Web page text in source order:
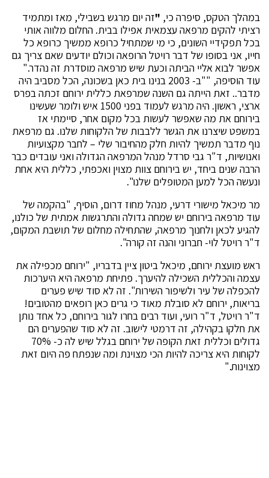
במהלך הטקס, סיפרה כי, "זה יום מרגש בשבילי, מאז ומתמיד
רציתי להקים מרפאה עצמאית אפילו בבית. החלום מלווה אותי
בכל תפקידיי השונים, כי מי שמתחיל כרופא ממשיך כרופא כל
חייו, אני בסופו של דבר רויטל הרופאה וכולם יודעים שאם צריך גם
אפשר לבוא אליי הביתה וכעת שיש מרפאה מוסדרת זה נהדר."
עוד הוסיפה, ""ב- 2003 בנינו בית כאן בשכונה, הכל מסביב היה
מדבר.. זאת הייתה גם השנה שמרפאת כללית ירוחם זכתה בפרס
ארצי, ראשון. היה מרגש לעמוד בפני 1500 איש ולומר שעשינו
בירוחם את מה שאפשר לעשות בכל מקום אחר, סיימתי אז
במשפט שיצרנו את הגשר ללבבות של הלקוחות שלנו. גם מרפאת
נוף מדבר תמשיך להיות חלק מהחיבור שלי – לחבר מקצועיות
ואנושיות, ד"ר גבי סרדל מנהל המרפאה הגדולה ואני עובדים כבר
הרבה שנים ביחד, יש בירוחם צוות מצוין ואכפתי, כללית היא אחת
ונעשה הכל למען המטופלים שלנו".
מר מיכאל מישורי דרעי, מנהל מחוז דרום, הוסיף, "בהקמה של
עוד מרפאה בירוחם יש שמחה גדולה והתרגשות אמתית של כולנו,
להגיע לכאן ולחנוך מרפאה, שהתחילה מחלום של תושבת המקום,
ד"ר רויטל לוי- חברוני והנה זה קורה".
ראש מועצת ירוחם, מיכאל ביטון ציין בדבריו, "ירוחם מכפילה את
עצמה והכללית השכילה להיערך. פתיחת מרפאה היא היערכות
להכפלה של עיר ולשיפור השירות". זה לא סוד שיש פערים
בריאות, ירוחם לא סובלת מאוד כי גרים כאן רופאים מהטובים!
ד"ר רויטל, ד"ר רועי, ועוד רבים בחרו לגור בירוחם, כל אחד נותן
את חלקו בקהילה, זה דרמטי לישוב. זה לא סוד שהפערים הם
גדולים וכללית זאת הקופה של ירוחם בגלל שיש לה כ- 70%
לקוחות היא צריכה להיות הכי מצוינת ומה שנפתח פה היום זאת
מצוינות."